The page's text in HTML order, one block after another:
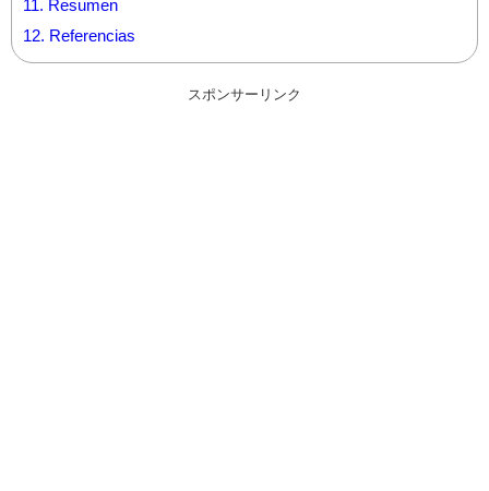
11.
Resumen
12.
Referencias
スポンサーリンク